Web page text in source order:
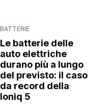
BATTERIE
Le batterie delle
auto elettriche
durano più a lungo
del previsto: il caso
da record della
Ioniq 5